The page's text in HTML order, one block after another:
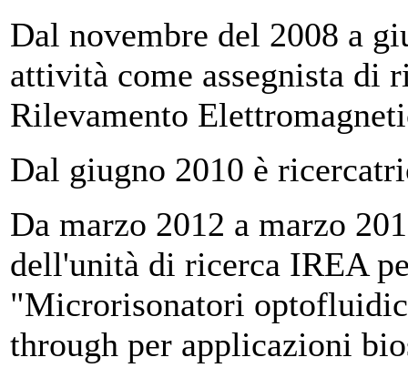
Dal novembre del 2008 a
attività come assegnista di
Rilevamento
Dal giugno 2010 è
Da marzo 2012 a marzo
dell'unità di ricerca IREA
"Microrisonatori
through per applicazioni